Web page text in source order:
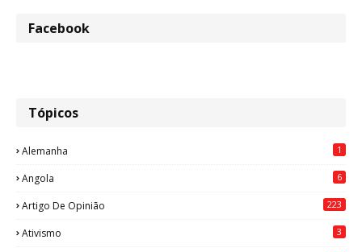
Facebook
Tópicos
Alemanha 1
Angola 6
Artigo De Opinião 223
Ativismo 3